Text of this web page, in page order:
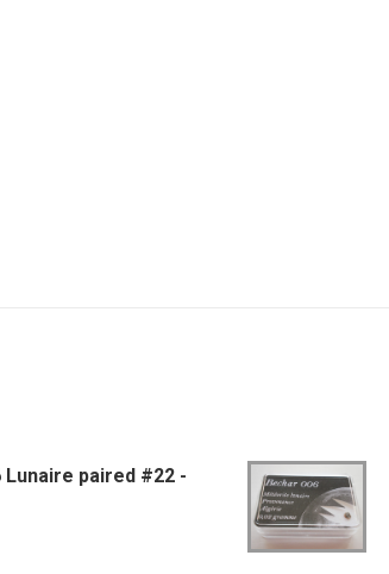
Lunaire paired #22 -